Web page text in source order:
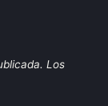
Los